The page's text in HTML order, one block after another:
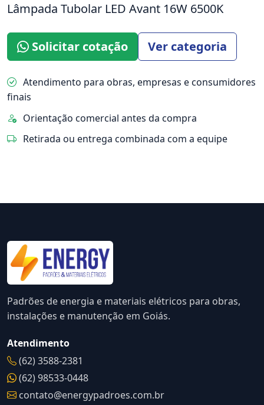
Lâmpada Tubolar LED Avant 16W 6500K
Solicitar cotação Ver categoria
Atendimento para obras, empresas e consumidores
finais
Orientação comercial antes da compra
Retirada ou entrega combinada com a equipe
Padrões de energia e materiais elétricos para obras,
instalações e manutenção em Goiás.
Atendimento
(62) 3588-2381
(62) 98533-0448
contato@energypadroes.com.br